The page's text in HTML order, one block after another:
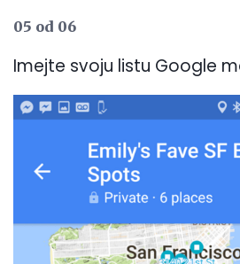
05 od 06
Imejte svoju listu Google